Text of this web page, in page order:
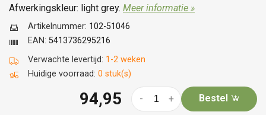
Afwerkingskleur: light grey. Meer informatie »
Verwachte levertijd: 1-2 weken
Huidige voorraad: 0 stuk(s)
Artikelnummer: 102-51046
EAN: 5413736295216
94,95 +
- Bestel